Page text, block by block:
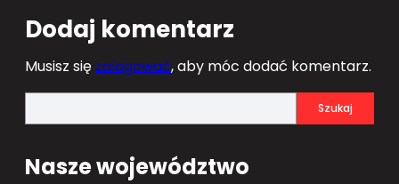
Dodaj komentarz
Musisz się zalogować, aby móc dodać komentarz.
e
r
Szukaj
Nasze województwo